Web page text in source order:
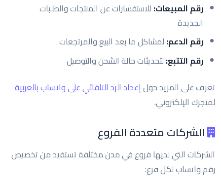
رقم المبيعات: للاستفسارات عن المنتجات والطلبات
الجديدة
رقم الدعم: لمشاكل ما بعد البيع والمرتجعات
رقم التتبع: لتحديثات حالة الشحن والتوصيل
تعرف على المزيد حولإعداد الرد التلقائي على واتساب بالعربية
لمتجرك الإلكتروني.
الشركات متعددة الفروع
الشركات التي لديها فروع في مدن مختلفة تستفيد من تخصيص
رقم واتساب لكل فرع: